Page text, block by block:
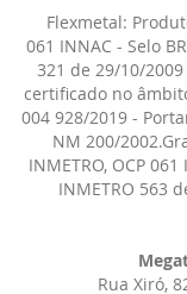
Flexmetal:
061 INNAC - Selo
321 de 29/10/
certificado no
004 928/2019 -
NM 200/
INMETRO, OCP
INMETRO 563
Rua Xiró,